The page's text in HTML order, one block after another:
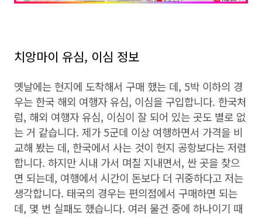
치앙마이 유심, 이심 정보
옛날에는 현지에 도착해서 구매 했는 데, 5박 이하의 경
우는 한국 해외 여행자 유심, 이심을 구입합니다. 한국처
럼, 해외 여행자 유심, 이심이 잘 되어 있는 곳도 별로 없
는 거 같습니다. 제가 5군데 이상 여행하면서 가격을 비
교해 봤는 데, 한국에서 사는 것이 현지 공항보다는 저렴
합니다. 하지만 시내 가서 며칠 지내면서, 싼 곳을 찾으
면 되는데, 여행에서 시간이 돈보다 더 귀중하다고 저는
생각합니다. 태국의 경우는 편의점에서 구매하면 되는
데, 몇 번 실패도 했습니다. 여러 물건 중에 하나이기 때